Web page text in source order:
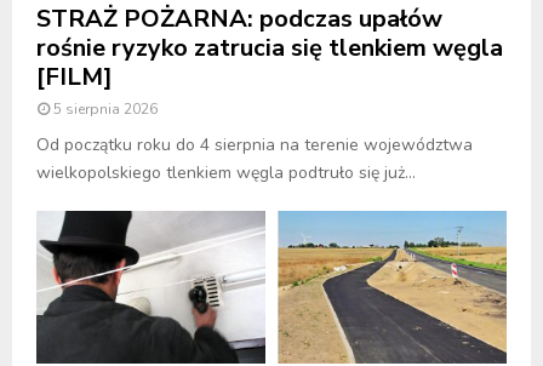
STRAŻ POŻARNA: podczas upałów
rośnie ryzyko zatrucia się tlenkiem węgla
[FILM]
5 sierpnia 2026
Od początku roku do 4 sierpnia na terenie województwa
wielkopolskiego tlenkiem węgla podtruło się już...